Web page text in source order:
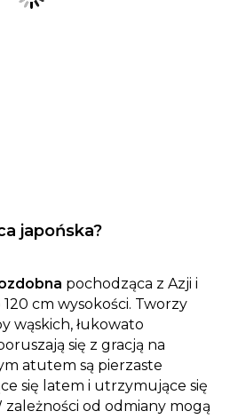
japońska?
pochodząca z Azji i
cm wysokości. Tworzy
wąskich, łukowato
się z gracją na
atutem są pierzaste
się latem i utrzymujące się
zależności od odmiany mogą